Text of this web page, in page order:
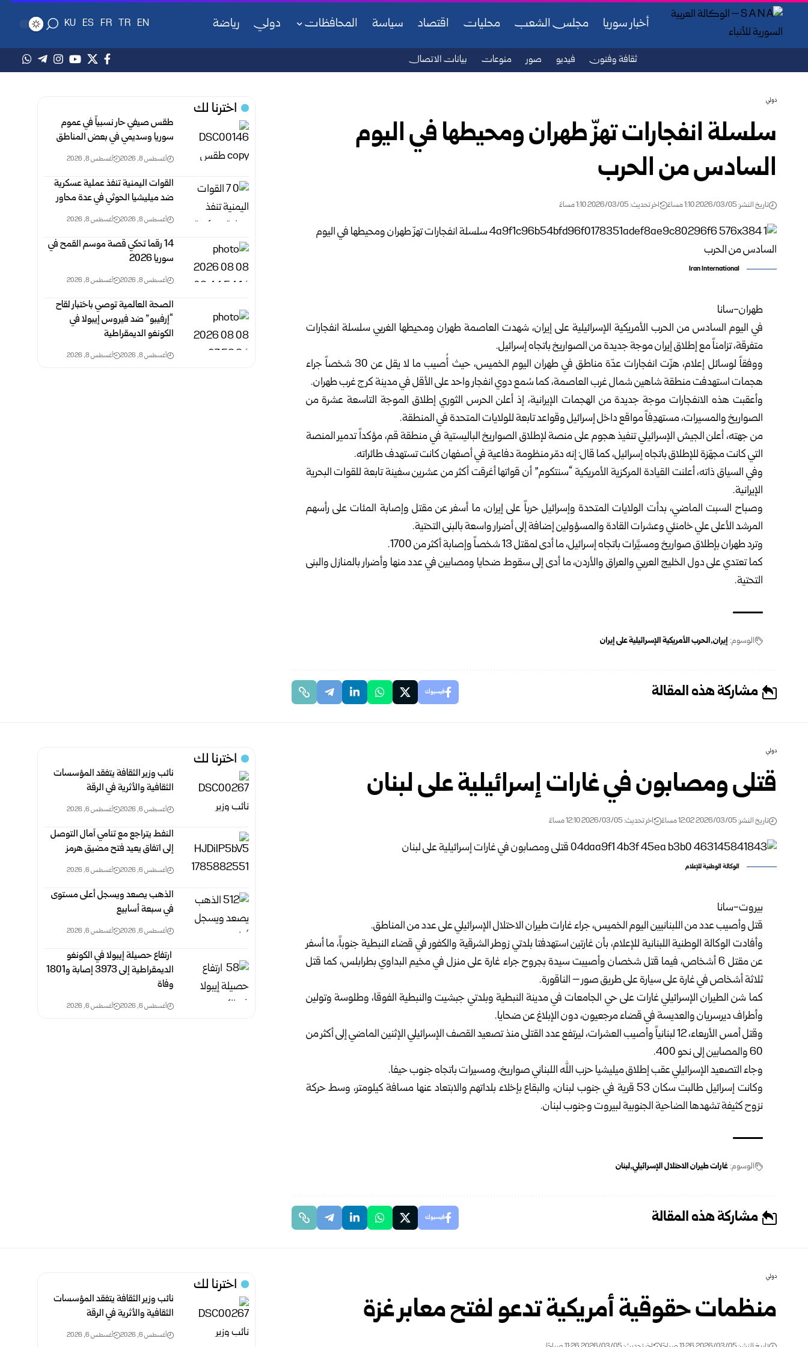
أخبار سوريا مجلس الشعب محليات اقتصاد سياسة المحافظات دولي رياضة EN
TR
FR
ES
KU
ثقافة وفنون فيديو صور منوعات بيانات الاتصال
دولي
سلسلة انفجارات تهزّ طهران ومحيطها في اليوم
السادس من الحرب
تاريخ النشر: 2026/03/05 1:10 مساءً اخر تحديث: 2026/03/05 1:10 مساءً
Iran International
طهران-سانا
في اليوم السادس من الحرب الأمريكية الإسرائيلية على إيران، شهدت العاصمة طهران ومحيطها الغربي سلسلة انفجارات
متفرقة، تزامناً مع إطلاق إيران موجة جديدة من الصواريخ باتجاه إسرائيل.
ووفقاً لوسائل إعلام، هزّت انفجارات عدّة مناطق في طهران اليوم الخميس، حيث أُصيب ما لا يقل عن 30 شخصاً جراء
هجمات استهدفت منطقة شاهين شمال غرب العاصمة، كما سُمع دوي انفجار واحد على الأقل في مدينة كرج غرب طهران.
وأعقبت هذه الانفجارات موجة جديدة من الهجمات الإيرانية، إذ أعلن الحرس الثوري إطلاق الموجة التاسعة عشرة من
الصواريخ والمسيرات، مستهدِفاً مواقع داخل إسرائيل وقواعد تابعة للولايات المتحدة في المنطقة.
من جهته، أعلن الجيش الإسرائيلي تنفيذ هجوم على منصة لإطلاق الصواريخ الباليستية في منطقة قم، مؤكداً تدمير المنصة
التي كانت مجهّزة للإطلاق باتجاه إسرائيل، كما قال: إنه دمّر منظومة دفاعية في أصفهان كانت تستهدف طائراته.
وفي السياق ذاته، أعلنت القيادة المركزية الأمريكية “سنتكوم” أن قواتها أغرقت أكثر من عشرين سفينة تابعة للقوات البحرية
الإيرانية.
وصباح السبت الماضي، بدأت الولايات المتحدة وإسرائيل حرباً على إيران، ما أسفر عن مقتل وإصابة المئات على رأسهم
المرشد الأعلى علي خامنئي وعشرات القادة والمسؤولين إضافة إلى أضرار واسعة بالبنى التحتية.
وترد طهران بإطلاق صواريخ ومسيَّرات باتجاه إسرائيل، ما أدى لمقتل 13 شخصاً وإصابة أكثر من 1700.
كما تعتدي على دول الخليج العربي والعراق والأردن، ما أدى إلى سقوط ضحايا ومصابين في عدد منها وأضرار بالمنازل والبنى
التحتية.
الوسوم: إيران الحرب الأمريكية الإسرائيلية على إيران
مشاركة هذه المقالة فيسبوك
اخترنا لك
طقس صيفي حار نسبياً في عموم
سوريا وسديمي في بعض ‏المناطق‎ ‎
أغسطس 8, 2026 أغسطس 8, 2026
القوات اليمنية تنفذ عملية عسكرية
ضد ميليشيا الحوثي في ‏عدة محاور ‏
أغسطس 8, 2026 أغسطس 8, 2026
14 رقما تحكي قصة موسم القمح في
سوريا 2026
أغسطس 8, 2026 أغسطس 8, 2026
الصحة العالمية توصي باختبار لقاح
“إرفيبو” ضد فيروس إيبولا في
الكونغو الديمقراطية
أغسطس 8, 2026 أغسطس 8, 2026
دولي
قتلى ومصابون في غارات إسرائيلية على لبنان
تاريخ النشر: 2026/03/05 12:02 مساءً اخر تحديث: 2026/03/05 12:10 مساءً
الوكالة الوطنية للإعلام
بيروت-سانا
قتل وأصيب عدد من اللبنانيين اليوم الخميس، جراء غارات طيران الاحتلال الإسرائيلي على عدد من المناطق.
وأفادت الوكالة الوطنية اللبنانية للإعلام، بأن غارتين استهدفتا بلدتي زوطر الشرقية والكفور في قضاء النبطية جنوباً، ما أسفر
عن مقتل 6 أشخاص، فيما قتل شخصان وأصيبت سيدة بجروح جراء غارة على منزل في مخيم البداوي بطرابلس، كما قتل
ثلاثة أشخاص في غارة على سيارة على طريق صور – الناقورة.
كما شن الطيران الإسرائيلي غارات على حي الجامعات في مدينة النبطية وبلدتي جبشيت والنبطية الفوقا، وطلوسة وتولين
وأطراف ديرسريان والعديسة في قضاء مرجعيون، دون الإبلاغ عن ضحايا.
وقتل أمس الأربعاء، 12 لبنانياً وأصيب العشرات، ليرتفع عدد القتلى منذ تصعيد القصف الإسرائيلي الإثنين الماضي إلى أكثر من
60 والمصابين إلى نحو 400.
وجاء التصعيد الإسرائيلي عقب إطلاق ميليشيا حزب الله اللبناني صواريخ، ومسيرات باتجاه جنوب حيفا.
وكانت إسرائيل طالبت سكان 53 قرية في جنوب لبنان، والبقاع بإخلاء بلداتهم والابتعاد عنها مسافة كيلومتر، وسط حركة
نزوح كثيفة تشهدها الضاحية الجنوبية لبيروت وجنوب لبنان.
الوسوم:غارات طيران الاحتلال الإسرائيلي لبنان
مشاركة هذه المقالة فيسبوك
اخترنا لك
نائب وزير الثقافة يتفقد المؤسسات
الثقافية والأثرية في الرقة
أغسطس 6, 2026 أغسطس 6, 2026
النفط يتراجع مع تنامي آمال التوصل
إلى اتفاق يعيد فتح مضيق هرمز
أغسطس 6, 2026 أغسطس 6, 2026
الذهب يصعد ويسجل أعلى مستوى
في سبعة أسابيع
أغسطس 6, 2026 أغسطس 6, 2026
‏ ارتفاع حصيلة إيبولا في الكونغو
الديمقراطية إلى 3973 إصابة و1801
وفاة
أغسطس 6, 2026 أغسطس 6, 2026
دولي
منظمات حقوقية أمريكية تدعو لفتح معابر غزة
اخترنا لك
نائب وزير الثقافة يتفقد المؤسسات
الثقافية والأثرية في الرقة
أغسطس 6, 2026 أغسطس 6, 2026